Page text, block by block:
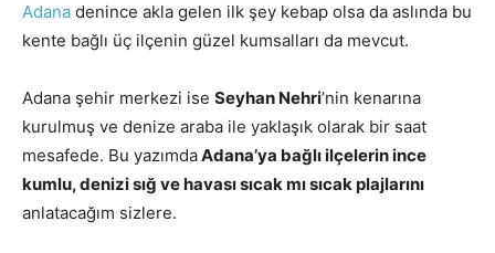
Adana denince akla gelen ilk şey kebap olsa da aslında bu
kente bağlı üç ilçenin güzel kumsalları da mevcut.
Adana şehir merkezi ise Seyhan Nehri’nin kenarına
kurulmuş ve denize araba ile yaklaşık olarak bir saat
mesafede. Bu yazımdaAdana’ya bağlı ilçelerin ince
kumlu, denizi sığ ve havası sıcak mı sıcak plajlarını
anlatacağım sizlere.